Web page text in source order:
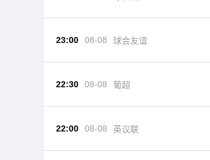
23:00 08-08 球会友谊
22:30 08-08 葡超
22:00 08-08 英议联